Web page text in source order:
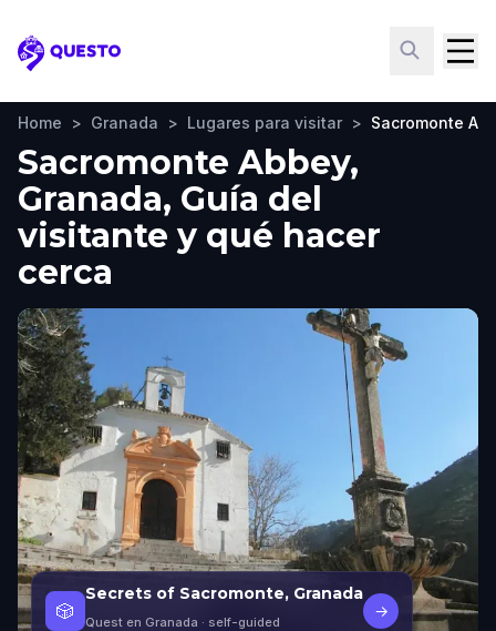
Questo
Home > Granada > Lugares para visitar > Sacromonte
Sacromonte Abbey,
Granada, Guía del
visitante y qué hacer
cerca
🎲
Secrets of Sacromonte, Granada
Quest en Granada · self-guided
→